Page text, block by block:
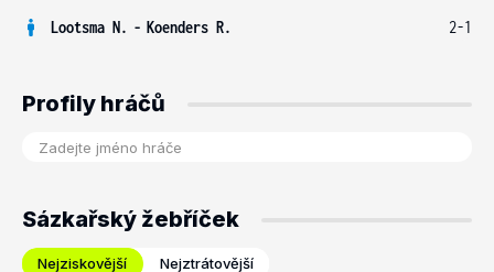
Lootsma N. - Koenders R. 2-1
Profily hráčů
Sázkařský žebříček
Nejziskovější Nejztrátovější